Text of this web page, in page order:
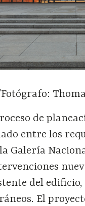
de
entre los
Galería
del
El